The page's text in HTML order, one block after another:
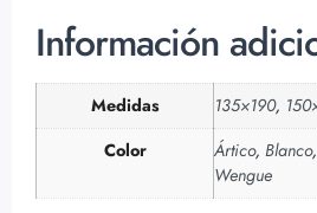
Información
Medidas 135×190,
Color
Ártico, Blanco,
Wengue